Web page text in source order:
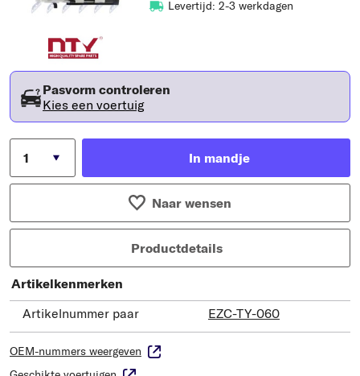
Levertijd: 2-3 werkdagen
Pasvorm controleren
Kies een voertuig
In mandje
Naar wensen
Productdetails
Artikelkenmerken
Artikelnummer paar
EZC-TY-060
OEM-nummers weergeven